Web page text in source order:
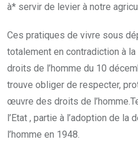
à* servir de levier à notre
Ces pratiques de vivre sous
totalement en contradiction à
droits de l’homme du 10
trouve obliger de respecter,
œuvre des droits de
l’Etat , partie à l’adoption de
l’homme en 1948.